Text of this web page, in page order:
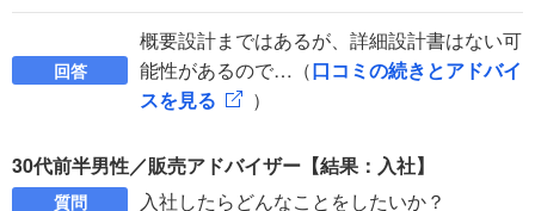
回答
概要設計まではあるが、詳細設計書はない可
能性があるので…（口コミの続きとアドバイ
スを見る
）
30代前半男性／販売アドバイザー【結果：入社】
質問 入社したらどんなことをしたいか？